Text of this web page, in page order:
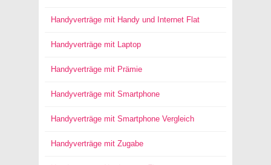
Handyverträge mit Handy und Internet Flat
Handyverträge mit Laptop
Handyverträge mit Prämie
Handyverträge mit Smartphone
Handyverträge mit Smartphone Vergleich
Handyverträge mit Zugabe